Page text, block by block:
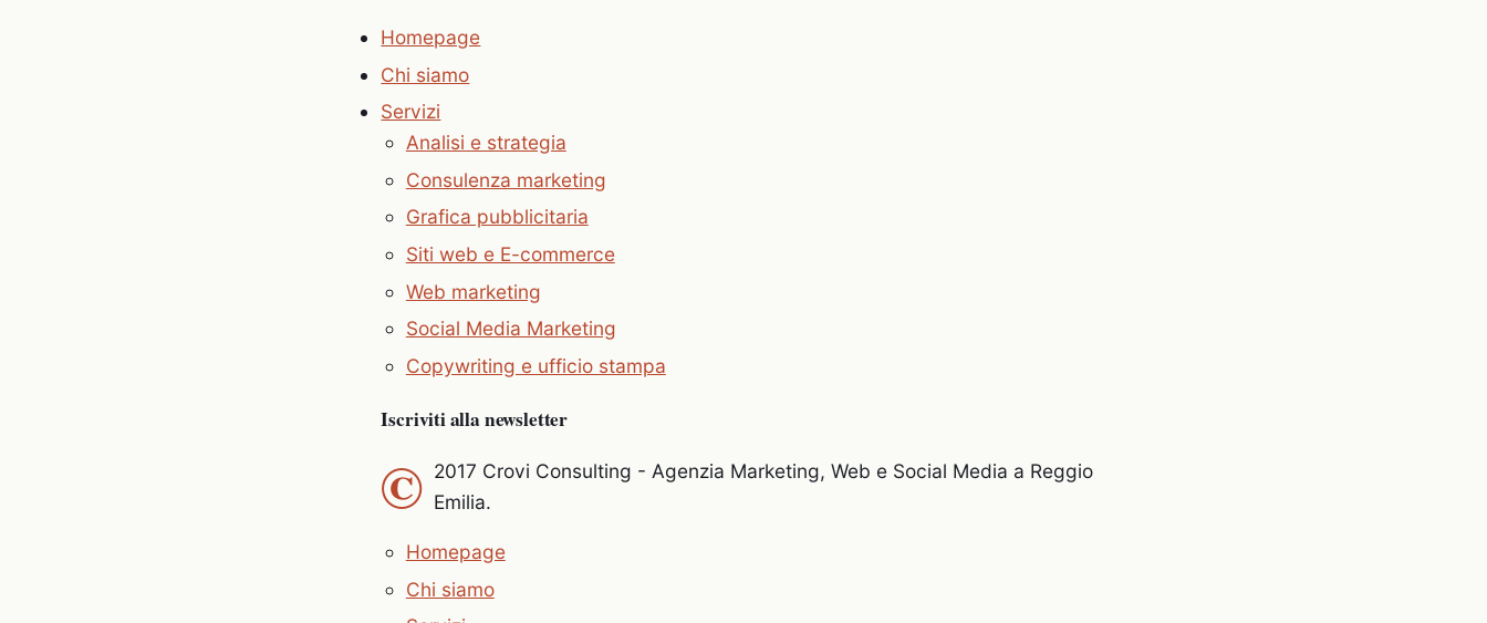
Homepage
Chi siamo
Servizi
Analisi e strategia
Consulenza marketing
Grafica pubblicitaria
Siti web e E-commerce
Web marketing
Social Media Marketing
Copywriting e ufficio stampa
Iscriviti alla newsletter
© 2017 Crovi Consulting - Agenzia Marketing, Web e Social Media a Reggio
Emilia.
Homepage
Chi siamo